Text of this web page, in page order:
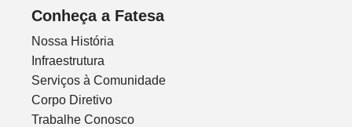
Conheça a Fatesa
Nossa História
Infraestrutura
Serviços à Comunidade
Corpo Diretivo
Trabalhe Conosco